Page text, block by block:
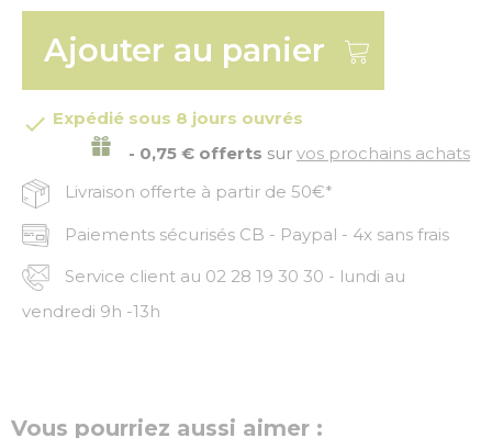
Ajouter au panier
 Expédié sous 8 jours ouvrés
- 0,75 € offerts sur vos prochains achats
Livraison offerte à partir de 50€*
Paiements sécurisés CB - Paypal - 4x sans frais
Service client au 02 28 19 30 30 - lundi au
vendredi 9h -13h
Vous pourriez aussi aimer :